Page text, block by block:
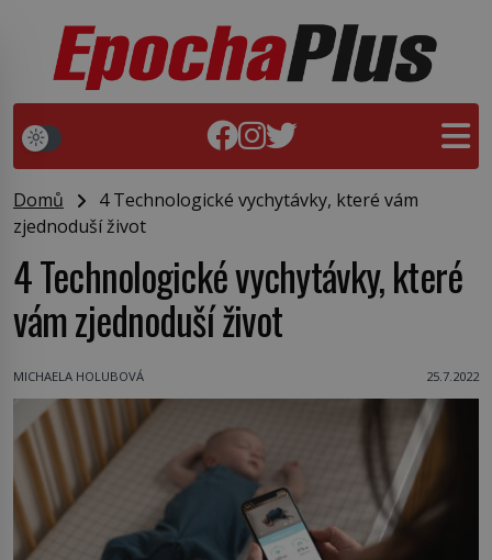
Domů
4 Technologické vychytávky, které vám
zjednoduší život
4 Technologické vychytávky, které
vám zjednoduší život
MICHAELA HOLUBOVÁ 25.7.2022